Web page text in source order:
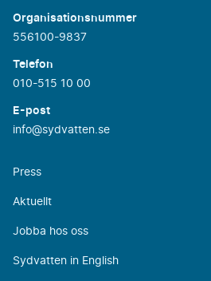
Organisationsnummer
556100-9837
Telefon
010-515 10 00
E-post
info@sydvatten.se
Press
Aktuellt
Jobba hos oss
Sydvatten in English